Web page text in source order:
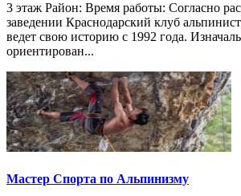
3 этаж Район: Время работы: Согласно
заведении Краснодарский клуб
ведет свою историю с 1992 года.
ориентирован...
Мастер Спорта по Альпинизму